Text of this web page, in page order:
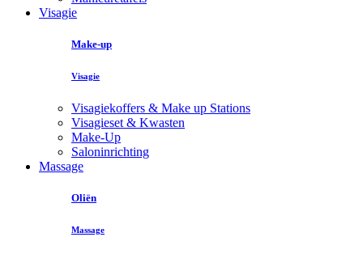
Visagie
Make-up
Visagie
Visagiekoffers & Make up Stations
Visagieset & Kwasten
Make-Up
Saloninrichting
Massage
Oliën
Massage